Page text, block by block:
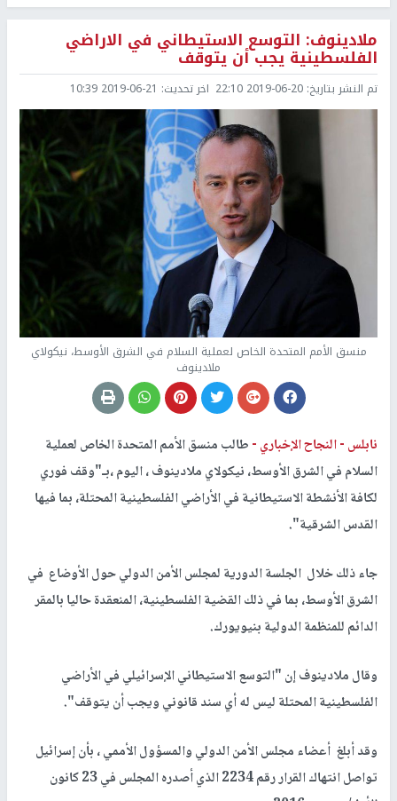
ملادينوف: التوسع الاستيطاني في الاراضي
الفلسطينية يجب أن يتوقف
تم النشر بتاريخ: 2019-06-20 22:10 اخر تحديث: 2019-06-21 10:39
منسق الأمم المتحدة الخاص لعملية السلام في الشرق الأوسط، نيكولاي
ملادينوف
نابلس -النجاح الإخباري -طالب منسق الأمم المتحدة الخاص لعملية
السلام في الشرق الأوسط، نيكولاي ملادينوف ، اليوم ،بـ"وقف فوري
لكافة الأنشطة الاستيطانية في الأراضي الفلسطينية المحتلة، بما فيها
القدس الشرقية".
جاء ذلك خلال الجلسة الدورية لمجلس الأمن الدولي حول الأوضاع في
الشرق الأوسط، بما في ذلك القضية الفلسطينية، المنعقدة حاليا بالمقر
الدائم للمنظمة الدولية بنيويورك.
وقال ملادينوف إن "التوسع الاستيطاني الإسرائيلي في الأراضي
الفلسطينية المحتلة ليس له أي سند قانوني ويجب أن يتوقف".
وقد أبلغ أعضاء مجلس الأمن الدولي والمسؤول الأممي ، بأن إسرائيل
تواصل انتهاك القرار رقم 2234 الذي أصدره المجلس في 23 كانون